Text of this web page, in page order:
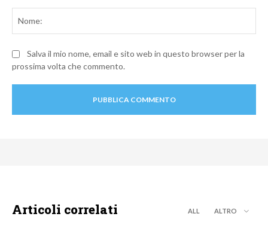
Salva il mio nome, email e sito web in questo browser per la
prossima volta che commento.
Articoli correlati ALL ALTRO